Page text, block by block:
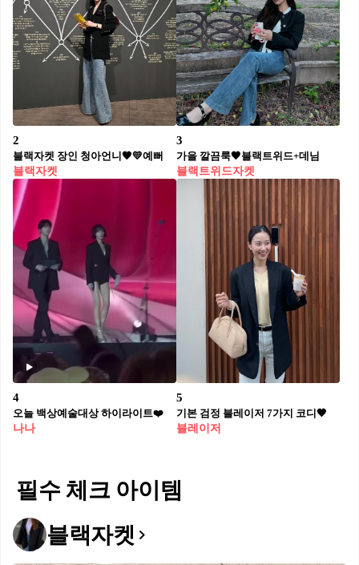
2
블랙자켓 장인 청아언니🖤💛예뻐
블랙자켓
3
가을 깔끔룩🖤블랙트위드+데님
블랙트위드자켓
4
오늘 백상예술대상 하이라이트❤️
나나
5
기본 검정 블레이저 7가지 코디🖤
블레이저
필수 체크 아이템
블랙자켓